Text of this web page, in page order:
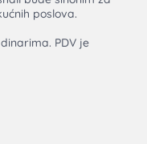
poslova.
PDV je